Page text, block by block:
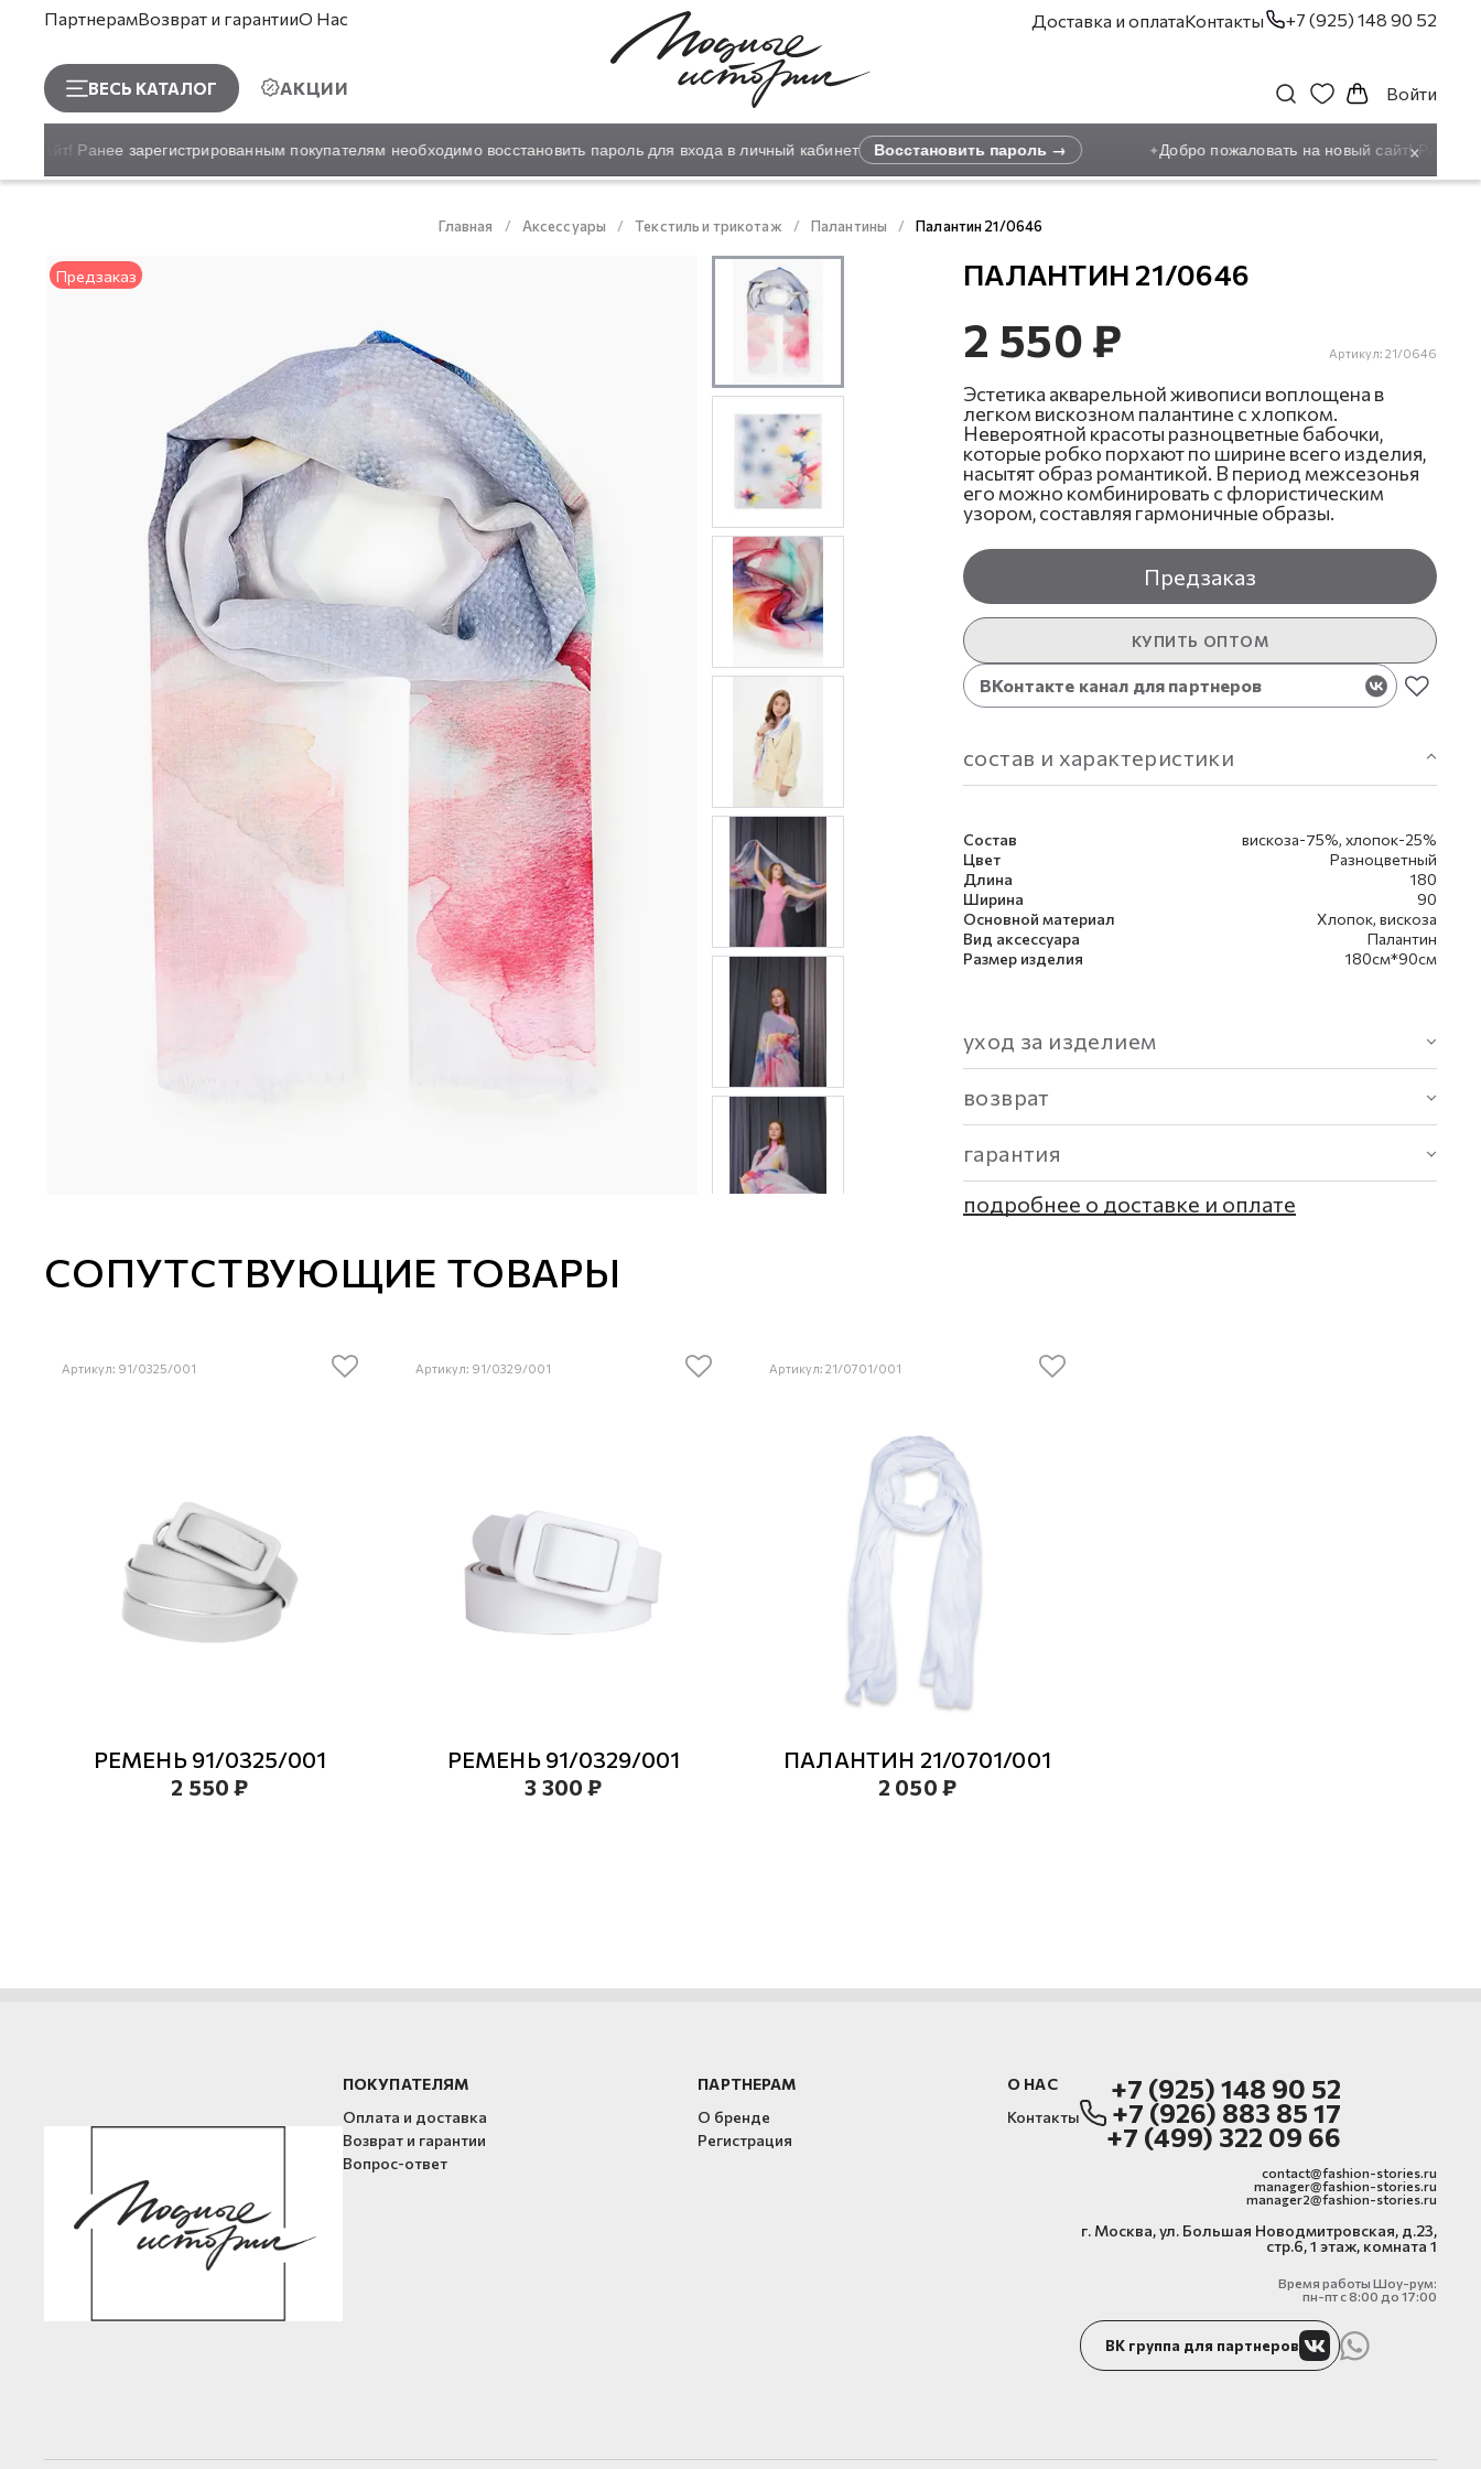
ПартнерамВозврат и гарантииО Нас
ВЕСЬ КАТАЛОГ АКЦИИ
Доставка и оплатаКонтакты +7 (925) 148 90 52
Войти
Ранее зарегистрированным покупателям необходимо восстановить пароль для входа в личный кабинет Восстановить пароль → Добро пожаловать на новый сайт! Ранее
×
Главная Аксессуары Текстиль и трикотаж Палантины Палантин 21/0646
Предзаказ ПАЛАНТИН 21/0646
2 550 ₽ Артикул: 21/0646
Эстетика акварельной живописи воплощена в
легком вискозном палантине с хлопком.
Невероятной красоты разноцветные бабочки,
которые робко порхают по ширине всего изделия,
насытят образ романтикой. В период межсезонья
его можно комбинировать с флористическим
узором, составляя гармоничные образы.
Предзаказ
КУПИТЬ ОПТОМ
ВКонтакте канал для партнеров
состав и характеристики
Состав
вискоза-75%, хлопок-25%
Цвет
Разноцветный
Длина
180
Ширина
90
Основной материал
Хлопок, вискоза
Вид аксессуара
Палантин
Размер изделия
180см*90см
уход за изделием
возврат
гарантия
подробнее о доставке и оплате
СОПУТСТВУЮЩИЕ ТОВАРЫ
Артикул: 91/0325/001
РЕМЕНЬ 91/0325/001
2 550 ₽
Артикул: 91/0329/001
РЕМЕНЬ 91/0329/001
3 300 ₽
Артикул: 21/0701/001
ПАЛАНТИН 21/0701/001
2 050 ₽
ПОКУПАТЕЛЯМ
Оплата и доставка
Возврат и гарантии
Вопрос-ответ
ПАРТНЕРАМ
О бренде
Регистрация
О НАС
Контакты
+7 (925) 148 90 52
+7 (926) 883 85 17
+7 (499) 322 09 66
contact@fashion-stories.ru
manager@fashion-stories.ru
manager2@fashion-stories.ru
г. Москва, ул. Большая Новодмитровская, д.23,
стр.6, 1 этаж, комната 1
Время работы Шоу-рум:
пн-пт с 8:00 до 17:00
ВК группа для партнеров